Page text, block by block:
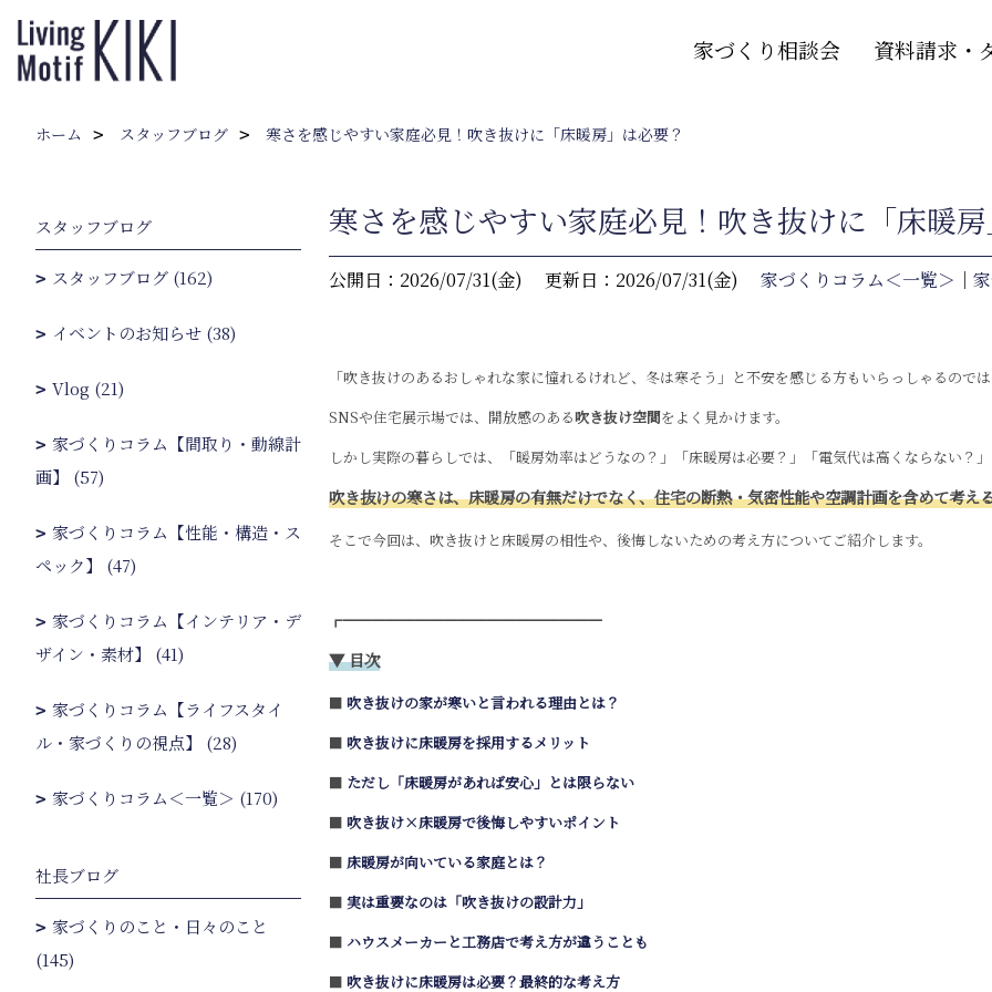
家づくり相談会 資料請求・
ホーム スタッフブログ 寒さを感じやすい家庭必見！吹き抜けに「床暖房」は必要？
寒さを感じやすい家庭必見！吹き抜けに「床暖房
公開日：2026/07/31(金) 更新日：2026/07/31(金) 家づくりコラム＜一覧＞ ｜
「吹き抜けのあるおしゃれな家に憧れるけれど、冬は寒そう」と不安を感じる方もいらっしゃるのでは
SNSや住宅展示場では、開放感のある吹き抜け空間をよく見かけます。
しかし実際の暮らしでは、「暖房効率はどうなの？」「床暖房は必要？」「電気代は高くならない？
吹き抜けの寒さは、床暖房の有無だけでなく、住宅の断熱・気密性能や空調計画を含めて考え
そこで今回は、吹き抜けと床暖房の相性や、後悔しないための考え方についてご紹介します。
┏━━━━━━━━━━━━━━━━━━
▼ 目次
■ 吹き抜けの家が寒いと言われる理由とは？
■ 吹き抜けに床暖房を採用するメリット
■ ただし「床暖房があれば安心」とは限らない
■ 吹き抜け×床暖房で後悔しやすいポイント
■ 床暖房が向いている家庭とは？
■ 実は重要なのは「吹き抜けの設計力」
■ ハウスメーカーと工務店で考え方が違うことも
■ 吹き抜けに床暖房は必要？最終的な考え方
スタッフブログ
スタッフブログ (162)
イベントのお知らせ (38)
Vlog (21)
家づくりコラム【間取り・動線計
画】 (57)
家づくりコラム【性能・構造・ス
ペック】 (47)
家づくりコラム【インテリア・デ
ザイン・素材】 (41)
家づくりコラム【ライフスタイ
ル・家づくりの視点】 (28)
家づくりコラム＜一覧＞ (170)
社長ブログ
家づくりのこと・日々のこと
(145)